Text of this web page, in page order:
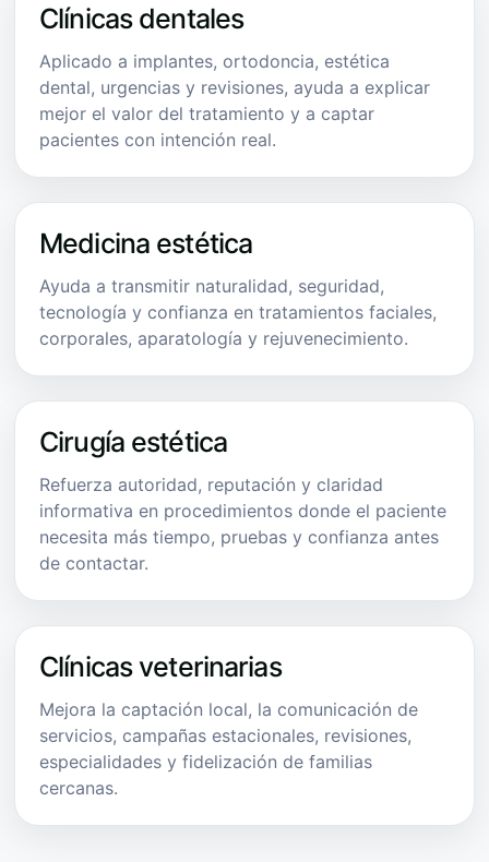
Clínicas dentales
Aplicado a implantes, ortodoncia, estética
dental, urgencias y revisiones, ayuda a explicar
mejor el valor del tratamiento y a captar
pacientes con intención real.
Medicina estética
Ayuda a transmitir naturalidad, seguridad,
tecnología y confianza en tratamientos faciales,
corporales, aparatología y rejuvenecimiento.
Cirugía estética
Refuerza autoridad, reputación y claridad
informativa en procedimientos donde el paciente
necesita más tiempo, pruebas y confianza antes
de contactar.
Clínicas veterinarias
Mejora la captación local, la comunicación de
servicios, campañas estacionales, revisiones,
especialidades y fidelización de familias
cercanas.